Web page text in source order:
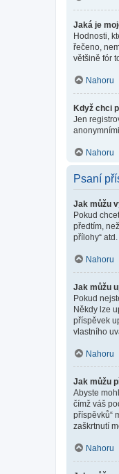
Jaká je
Hodnosti,
řečeno,
většině fór
Nahoru
Když chci
Jen
Nahoru
Psaní
Jak můžu
Pokud
předtím,
přílohy“ atd.
Nahoru
Jak můžu
Pokud
Někdy lze
příspěvek
vlastního
Nahoru
Jak můžu
Abyste
čímž váš
příspěvků“
zaškrtnutí
Nahoru